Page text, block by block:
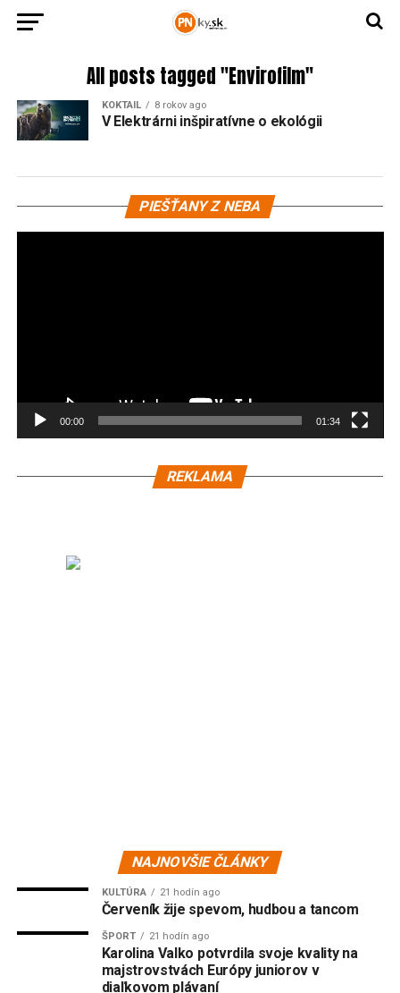
All posts tagged "Envirofilm"
KOKTAIL 8 rokov ago
V Elektrárni inšpiratívne o ekológii
PIEŠŤANY Z NEBA
00:00 01:34
REKLAMA
NAJNOVŠIE ČLÁNKY
KULTÚRA 21 hodín ago
Červeník žije spevom, hudbou a tancom
ŠPORT 21 hodín ago
Karolina Valko potvrdila svoje kvality na
majstrovstvách Európy juniorov v
diaľkovom plávaní